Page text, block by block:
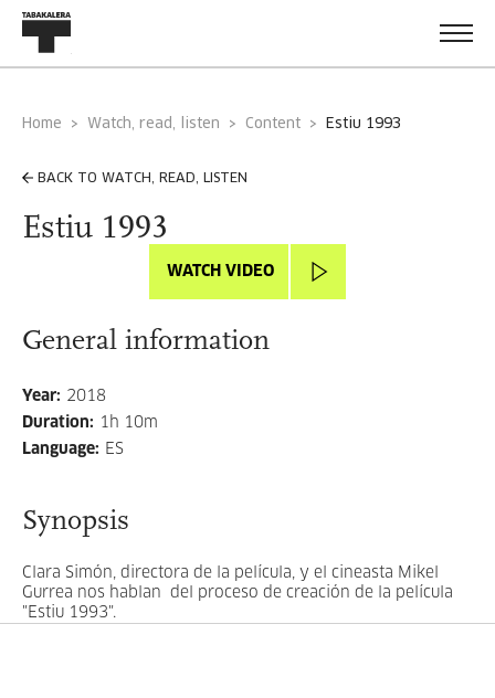
Home Watch, read, listen Content estiu 1993
BACK TO WATCH, READ, LISTEN
Estiu 1993
WATCH VIDEO
General information
Year: 2018
Duration: 1h 10m
Language: ES
Synopsis
Clara Simón, directora de la película, y el cineasta Mikel
Gurrea nos hablan del proceso de creación de la película
"Estiu 1993".